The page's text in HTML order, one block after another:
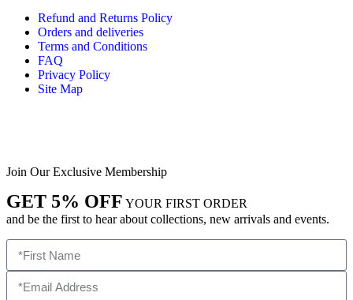
Refund and Returns Policy
Orders and deliveries
Terms and Conditions
FAQ
Privacy Policy
Site Map
Join Our Exclusive Membership
GET 5% OFF YOUR FIRST ORDER
and be the first to hear about collections, new arrivals and events.